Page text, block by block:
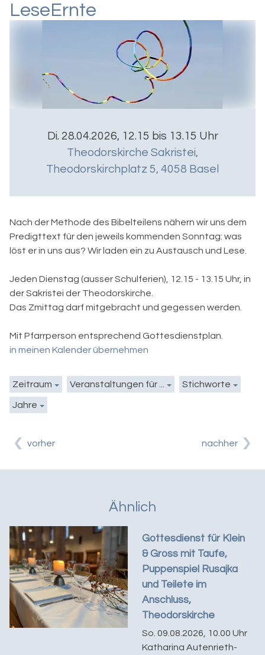
LeseErnte
Di. 28.04.2026, 12.15 bis 13.15 Uhr
Theodorskirche Sakristei,
Theodorskirchplatz 5, 4058 Basel
Nach der Methode des Bibelteilens nähern wir uns dem
Predigttext für den jeweils kommenden Sonntag: was
löst er in uns aus? Wir laden ein zu Austausch und Lese.
Jeden Dienstag (ausser Schulferien), 12.15 - 13.15 Uhr, in
der Sakristei der Theodorskirche.
Das Zmittag darf mitgebracht und gegessen werden.
Mit Pfarrperson entsprechend Gottesdienstplan.
in meinen Kalender übernehmen
Zeitraum Veranstaltungen für ... Stichworte
Jahre
vorher nachher
Ähnlich
Gottesdienst für Klein
& Gross mit Taufe,
Puppenspiel Rusajka
und Teilete im
Anschluss,
Theodorskirche
So. 09.08.2026, 10.00 Uhr
Katharina Autenrieth-